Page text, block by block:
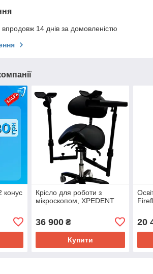
14 днів за домовленістю
конус
Крісло для роботи з
мікроскопом, XPEDENT
36 900₴
Купити
20